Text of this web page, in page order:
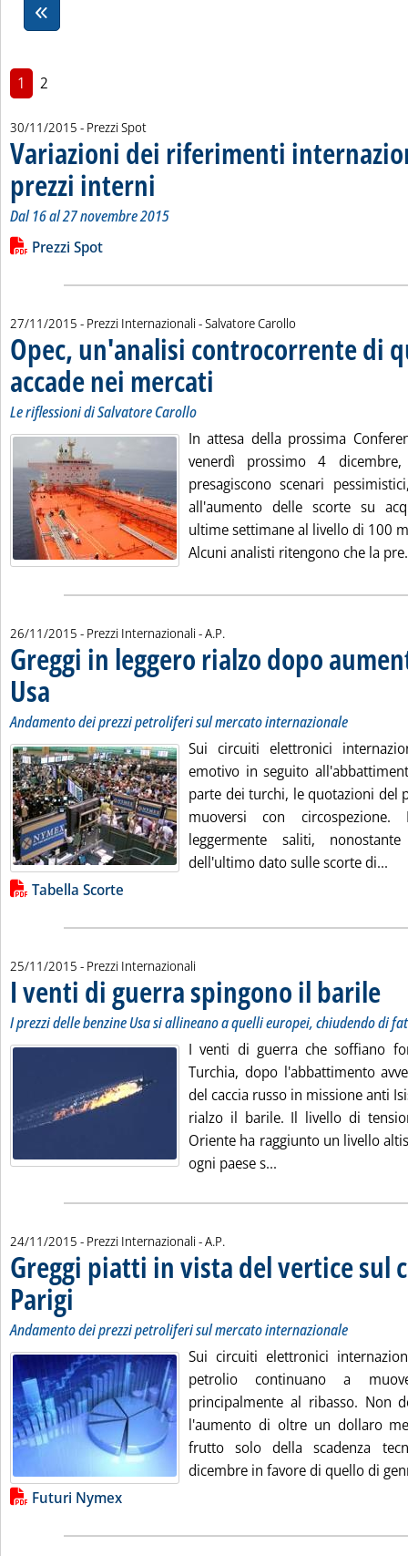
1 2
30/11/2015 - Prezzi Spot
Variazioni dei riferimenti
prezzi interni
Dal 16 al 27 novembre 2015
Leggi tutta la notizia: 'Variazioni dei riferimenti
Lista allegati PDF alla notizia
Prezzi Spot
27/11/2015 - Prezzi Internazionali -di:
Salvatore Carollo
Opec, un'analisi controcorrente di
accade nei mercati . Sottotitolo: Le riflessioni di Salvatore
. Pubblicata venerdì 27 novembre 2015 alle
Le riflessioni di Salvatore Carollo
In attesa della prossima
venerdì prossimo 4
presagiscono scenari
all'aumento delle scorte su
ultime settimane al livello di 100
Alcuni analisti ritengono che la
26/11/2015 - Prezzi Internazionali -di:
A.P.
Greggi in leggero rialzo dopo
Usa. Sottotitolo: Andamento dei prezzi petroliferi sul mercato internazionale
. Pubblicata giovedì 26 novembre 2015 alle 15.2.
Andamento dei prezzi petroliferi sul mercato internazionale
Sui circuiti elettronici
emotivo in seguito
parte dei turchi, le quotazioni del
muoversi con
leggermente saliti,
dell'ultimo dato sulle scorte di...
Lista allegati PDF alla notizia
Tabella Scorte
25/11/2015 - Prezzi Internazionali
I venti di guerra spingono il barile
I prezzi delle benzine Usa si allineano a quelli europei, chiudendo di
I venti di guerra che soffiano
Turchia, dopo l'abbattimento
del caccia russo in missione anti
rialzo il barile. Il livello di
Oriente ha raggiunto un livello
ogni paese s...
24/11/2015 - Prezzi Internazionali -di:
A.P.
Greggi piatti in vista del vertice sul
Parigi . Sottotitolo: Andamento dei prezzi petroliferi sul mercato internazionale
. Pubblicata martedì 24 novembre 2015 alle 15.27.
Andamento dei prezzi petroliferi sul mercato internazionale
Sui circuiti elettronici
petrolio continuano a
principalmente al ribasso. Non
l'aumento di oltre un dollaro
frutto solo della scadenza
dicembre in favore di quello di
Lista allegati PDF alla notizia
Futuri Nymex